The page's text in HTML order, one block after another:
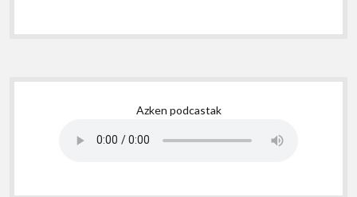
Sidebar
Azken podcastak